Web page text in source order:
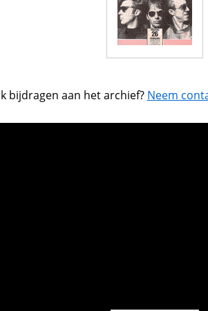
bijdragen aan het archief? Neem